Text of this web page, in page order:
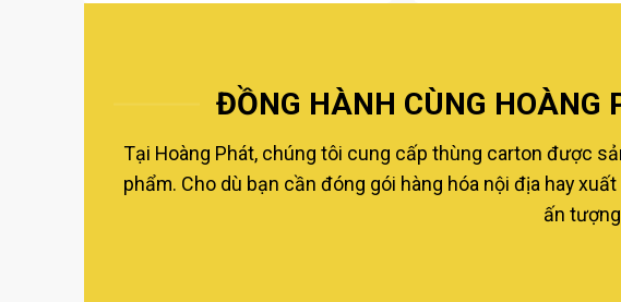
ĐỒNG HÀNH CÙNG HOÀNG
Tại Hoàng Phát, chúng tôi cung cấp thùng carton được
phẩm. Cho dù bạn cần đóng gói hàng hóa nội địa hay
ấn